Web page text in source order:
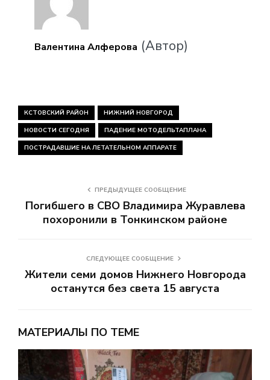
Валентина Алферова (Автор)
КСТОВСКИЙ РАЙОН НИЖНИЙ НОВГОРОД
НОВОСТИ СЕГОДНЯ ПАДЕНИЕ МОТОДЕЛЬТАПЛАНА
ПОСТРАДАВШИЕ НА ЛЕТАТЕЛЬНОМ АППАРАТЕ
ПРЕДЫДУЩЕЕ СООБЩЕНИЕ
Погибшего в СВО Владимира Журавлева
похоронили в Тонкинском районе
СЛЕДУЮЩЕЕ СООБЩЕНИЕ
Жители семи домов Нижнего Новгорода
останутся без света 15 августа
МАТЕРИАЛЫ ПО ТЕМЕ